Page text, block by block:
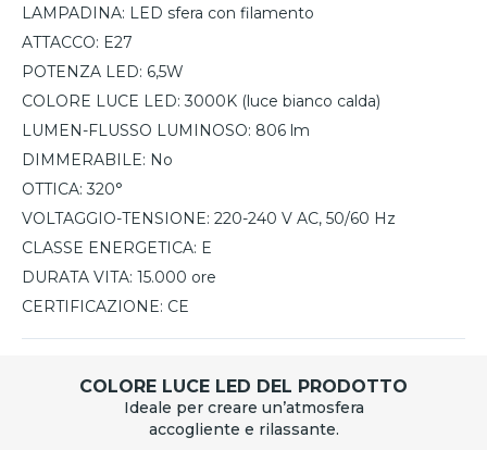
LAMPADINA: LED sfera con filamento
ATTACCO: E27
POTENZA LED: 6,5W
COLORE LUCE LED: 3000K (luce bianco calda)
LUMEN-FLUSSO LUMINOSO: 806 lm
DIMMERABILE: No
OTTICA: 320°
VOLTAGGIO-TENSIONE: 220-240 V AC, 50/60 Hz
CLASSE ENERGETICA: E
DURATA VITA: 15.000 ore
CERTIFICAZIONE: CE
COLORE LUCE LED DEL PRODOTTO
Ideale per creare un’atmosfera
accogliente e rilassante.